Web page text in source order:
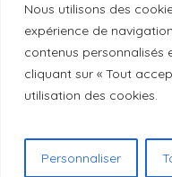
Nous utilisons des
expérience de
contenus personnalisés
cliquant sur « Tout
utilisation des cookies.
Personnaliser
Ecole St Jean ©